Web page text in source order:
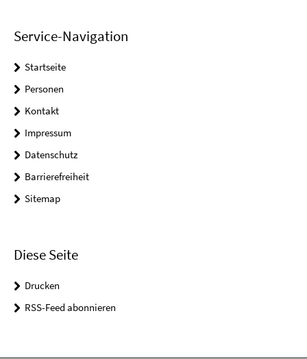
Service-Navigation
Startseite
Personen
Kontakt
Impressum
Datenschutz
Barrierefreiheit
Sitemap
Diese Seite
Drucken
RSS-Feed abonnieren